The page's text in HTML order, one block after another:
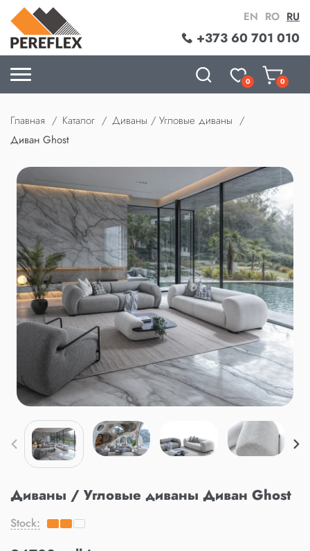
+373 60 701 010
EN RO RU
0 0
Главная Каталог
Диваны / Угловые диваны
Диван Ghost
Диваны / Угловые диваны Диван Ghost
Stock: